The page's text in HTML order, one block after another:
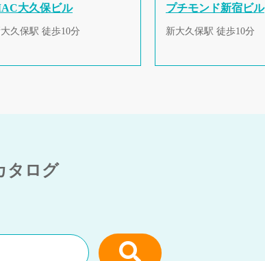
大久保ビル
久保駅 徒歩10分
プチモンド新宿ビル
新大久保駅 徒歩10分
タログ